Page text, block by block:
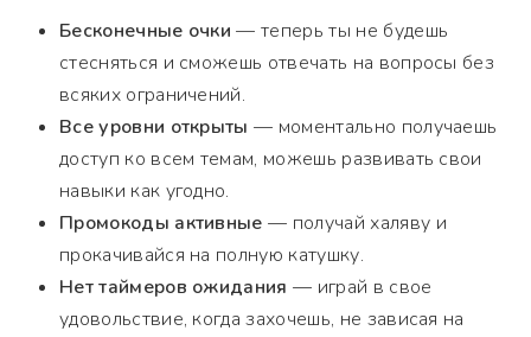
Бесконечные очки — теперь ты не будешь
стесняться и сможешь отвечать на вопросы без
всяких ограничений.
Все уровни открыты — моментально получаешь
доступ ко всем темам, можешь развивать свои
навыки как угодно.
Промокоды активные — получай халяву и
прокачивайся на полную катушку.
Нет таймеров ожидания — играй в свое
удовольствие, когда захочешь, не зависая на